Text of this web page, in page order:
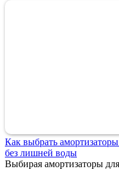
Как выбрать
без лишней воды
Выбирая амортизаторы